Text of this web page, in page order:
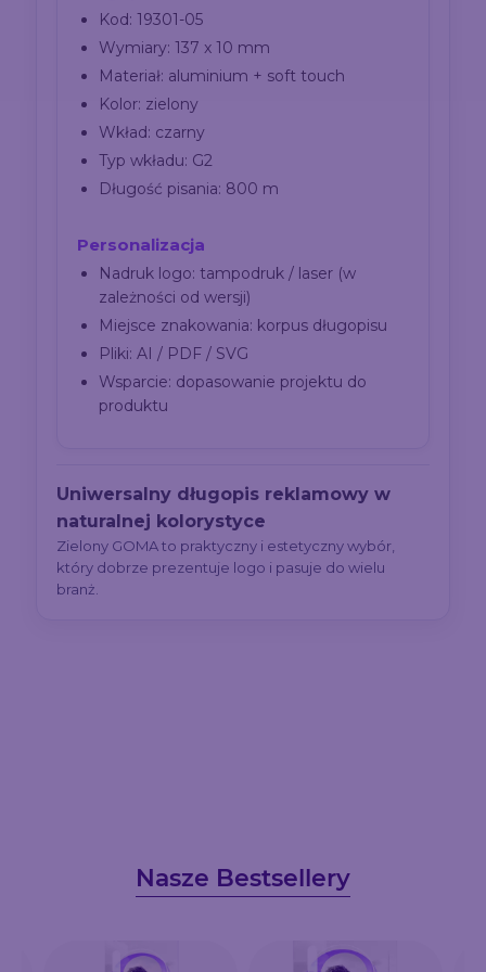
Kod: 19301-05
Wymiary: 137 x 10 mm
Materiał: aluminium + soft touch
Kolor: zielony
Wkład: czarny
Typ wkładu: G2
Długość pisania: 800 m
Personalizacja
Nadruk logo: tampodruk / laser (w
zależności od wersji)
Miejsce znakowania: korpus długopisu
Pliki: AI / PDF / SVG
Wsparcie: dopasowanie projektu do
produktu
Uniwersalny długopis reklamowy w
naturalnej kolorystyce
Zielony GOMA to praktyczny i estetyczny wybór,
który dobrze prezentuje logo i pasuje do wielu
branż.
Nasze Bestsellery